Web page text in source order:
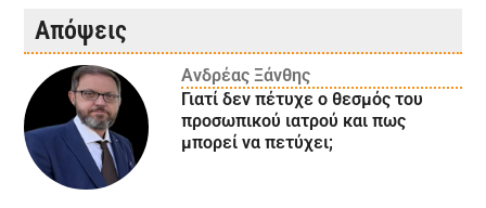
Απόψεις
Ανδρέας Ξάνθης
Γιατί δεν πέτυχε ο θεσμός του
προσωπικού ιατρού και πως
μπορεί να πετύχει;